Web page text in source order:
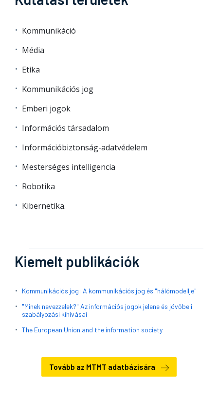
Kommunikáció
Média
Etika
Kommunikációs jog
Emberi jogok
Információs társadalom
Információbiztonság-adatvédelem
Mesterséges intelligencia
Robotika
Kibernetika.
Kiemelt publikációk
Kommunikációs jog: A kommunikációs jog és "hálómodellje"
"Minek nevezzelek?" Az információs jogok jelene és jövőbeli
szabályozási kihívásai
The European Union and the information society
Tovább az MTMT adatbázisára